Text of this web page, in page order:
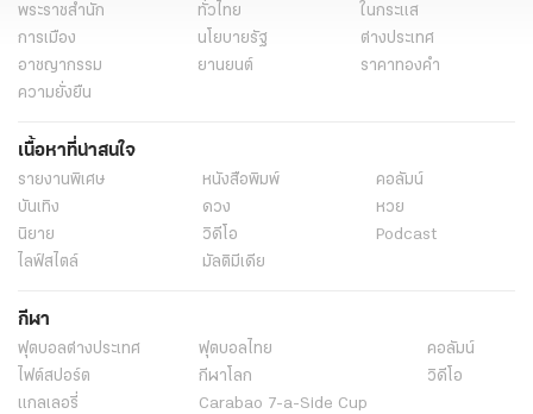
พระราชสำนัก ทั่วไทย
ในกระแส
การเมือง
นโยบายรัฐ
ต่างประเทศ
อาชญากรรม
ยานยนต์
ราคาทองคำ
ความยั่งยืน
เนื้อหาที่น่าสนใจ
รายงานพิเศษ หนังสือพิมพ์
คอลัมน์
บันเทิง
ดวง
หวย
นิยาย
วิดีโอ
Podcast
ไลฟ์สไตล์
มัลติมีเดีย
กีฬา
ฟุตบอลต่่างประเทศ ฟุตบอลไทย
คอลัมน์
ไฟต์สปอร์ต
กีฬาโลก
วิดีโอ
แกลเลอรี่
Carabao 7-a-Side Cup